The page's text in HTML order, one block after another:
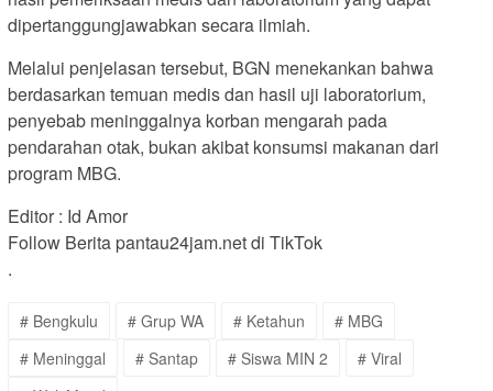
dipertanggungjawabkan secara ilmiah.
Melalui penjelasan tersebut, BGN menekankan bahwa
berdasarkan temuan medis dan hasil uji laboratorium,
penyebab meninggalnya korban mengarah pada
pendarahan otak, bukan akibat konsumsi makanan dari
program MBG.
Editor : Id Amor
Follow Berita pantau24jam.net di TikTok
.
# Bengkulu # Grup WA # Ketahun
# MBG
# Meninggal
# Santap # Siswa MIN 2
# Viral